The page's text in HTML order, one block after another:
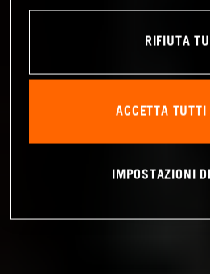
RIFIUTA
ACCETTA
IMPOSTAZIONI